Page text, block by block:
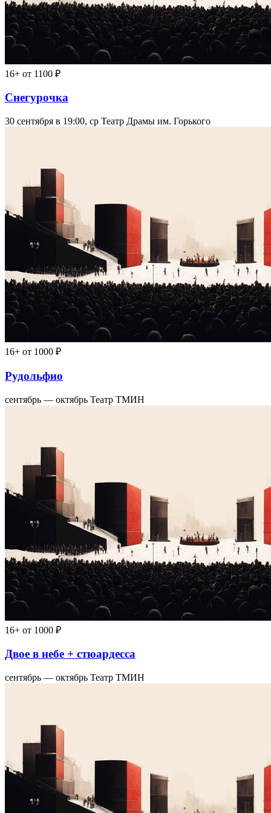
16+ от 1100 ₽
Снегурочка
30 сентября в 19:00, ср Театр Драмы им. Горького
16+ от 1000 ₽
Рудольфио
сентябрь — октябрь Театр ТМИН
16+ от 1000 ₽
Двое в небе + стюардесса
сентябрь — октябрь Театр ТМИН